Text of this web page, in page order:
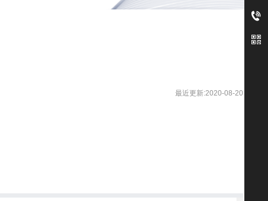
最近更新:2020-08-20